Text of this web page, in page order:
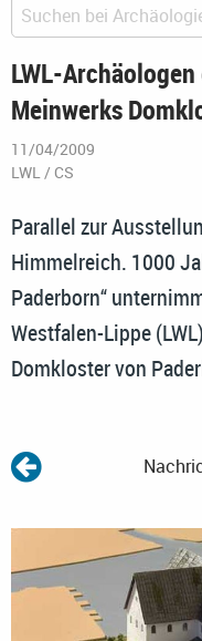
LWL-
Meinwerks
11/04/2009
LWL / CS
Parallel zur
Himmelreich. 1000
Paderborn“
Westfalen-Lippe
Domkloster von